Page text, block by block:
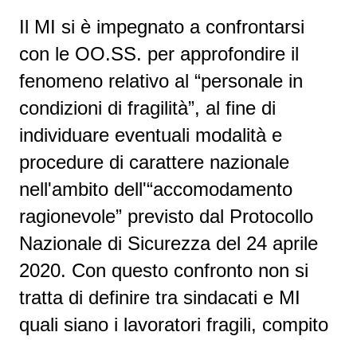
Il MI si è impegnato a confrontarsi
con le OO.SS. per approfondire il
fenomeno relativo al “personale in
condizioni di fragilità”, al fine di
individuare eventuali modalità e
procedure di carattere nazionale
nell'ambito dell'“accomodamento
ragionevole” previsto dal Protocollo
Nazionale di Sicurezza del 24 aprile
2020. Con questo confronto non si
tratta di definire tra sindacati e MI
quali siano i lavoratori fragili, compito